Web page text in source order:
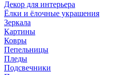
Декор для интерьера
Ёлки и ёлочные украшения
Зеркала
Картины
Ковры
Пепельницы
Пледы
Подсвечники